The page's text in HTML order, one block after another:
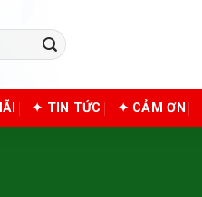
✦ TIN TỨC ✦ CẢM ƠN